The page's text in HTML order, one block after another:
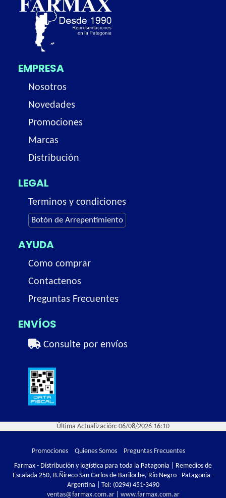
EMPRESA
Nosotros
Novedades
Promociones
Marcas
Distribución
LEGAL
Terminos y condiciones
Botón de Arrepentimiento
AYUDA
Como comprar
Contactenos
Preguntas Frecuentes
ENVÍOS
Consulte por envíos
Última Actualización: 06/08/2026 16:10
Promociones Quienes Somos
Preguntas Frecuentes
Farmax - Distribución y logística para toda la Patagonia | Remedios de
Escalada 250, B.Ñireco San Carlos de Bariloche, Río Negro - Patagonia -
Argentina | Tel: (0294) 451-3490
ventas@farmax.com.ar| www.farmax.com.ar